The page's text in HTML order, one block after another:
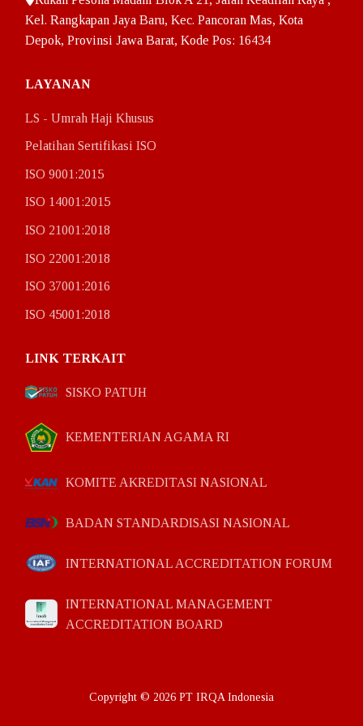
ISO 45001:2018
Klien Kami
Klien ISO
Klien PPIU – Akreditasi PPIU
Klien PIHK – Akreditasi PIHK
Kel. Rangkapan Jaya Baru, Kec. Pancoran Mas, Kota
Depok, Provinsi Jawa Barat, Kode Pos: 16434
LAYANAN
LS - Umrah Haji Khusus
Pelatihan Sertifikasi ISO
ISO 9001:2015
ISO 14001:2015
ISO 21001:2018
ISO 22001:2018
ISO 37001:2016
ISO 45001:2018
LINK TERKAIT
SISKO PATUH
KEMENTERIAN AGAMA RI
KOMITE AKREDITASI NASIONAL
BADAN STANDARDISASI NASIONAL
INTERNATIONAL ACCREDITATION FORUM
INTERNATIONAL MANAGEMENT
ACCREDITATION BOARD
Copyright © 2026 PT IRQA Indonesia